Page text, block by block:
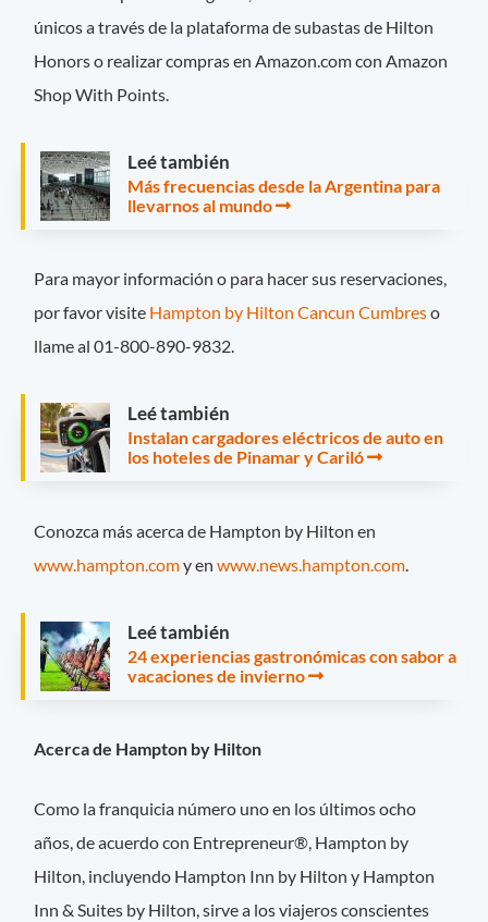
únicos a través de la plataforma de subastas de Hilton
Honors o realizar compras en Amazon.com con Amazon
Shop With Points.
Leé también
Más frecuencias desde la Argentina para
llevarnos al mundo
Para mayor información o para hacer sus reservaciones,
por favor visite Hampton by Hilton Cancun Cumbreso
llame al 01-800-890-9832.
Leé también
Instalan cargadores eléctricos de auto en
los hoteles de Pinamar y Cariló
Conozca más acerca de Hampton by Hilton en
www.hampton.comy enwww.news.hampton.com
Leé también
24 experiencias gastronómicas con sabor a
vacaciones de invierno
Acerca de Hampton by Hilton
Como la franquicia número uno en los últimos ocho
años, de acuerdo con Entrepreneur®, Hampton by
Hilton, incluyendo Hampton Inn by Hilton y Hampton
Inn & Suites by Hilton, sirve a los viajeros conscientes